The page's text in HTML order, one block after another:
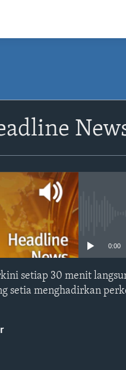
0:00
setiap 30 menit
setia menghadirkan